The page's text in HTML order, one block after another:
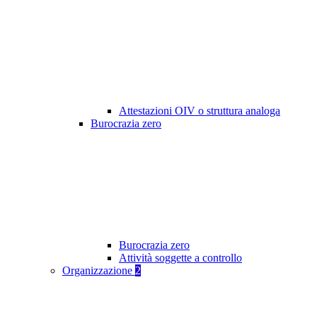
Attestazioni OIV o struttura analoga
Burocrazia zero
Burocrazia zero
Attività soggette a controllo
Organizzazione 2